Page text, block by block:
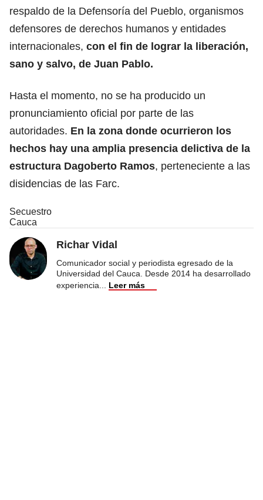
respaldo de la Defensoría del Pueblo, organismos
defensores de derechos humanos y entidades
internacionales, con el fin de lograr la liberación,
sano y salvo, de Juan Pablo.
Hasta el momento, no se ha producido un
pronunciamiento oficial por parte de las
autoridades. En la zona donde ocurrieron los
hechos hay una amplia presencia delictiva de la
estructura Dagoberto Ramos, perteneciente a las
disidencias de las Farc.
Secuestro
Cauca
Richar Vidal
Comunicador social y periodista egresado de la
Universidad del Cauca. Desde 2014 ha desarrollado
experiencia
Leer más